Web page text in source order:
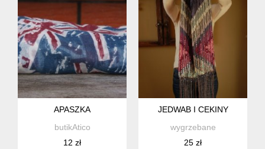
APASZKA
butikAtico
12 zł
JEDWAB I CEKINY
wygrzebane
25 zł